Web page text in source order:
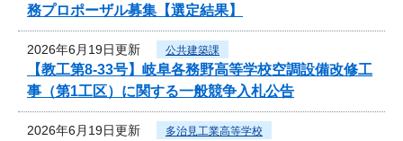
務プロポーザル募集【選定結果】
2026年6月19日更新 公共建築課
【教工第8-33号】岐阜各務野高等学校空調設備改修工
事（第1工区）に関する一般競争入札公告
2026年6月19日更新 多治見工業高等学校